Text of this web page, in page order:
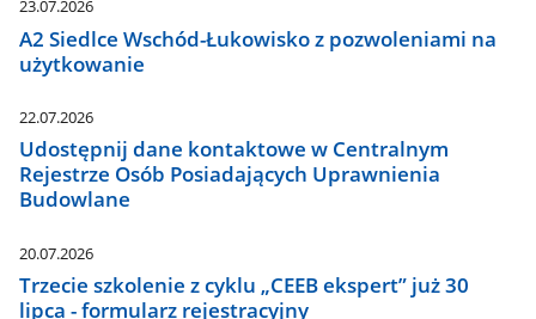
23.07.2026
A2 Siedlce Wschód-Łukowisko z pozwoleniami na
użytkowanie
22.07.2026
Udostępnij dane kontaktowe w Centralnym
Rejestrze Osób Posiadających Uprawnienia
Budowlane
20.07.2026
Trzecie szkolenie z cyklu „CEEB ekspert” już 30
lipca - formularz rejestracyjny